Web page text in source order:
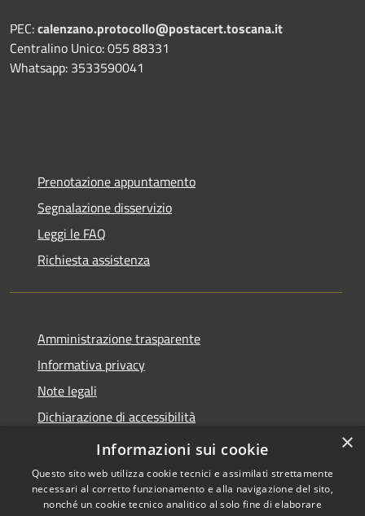
PEC:calenzano.protocollo@postacert.toscana.it
Centralino Unico: 055 88331
Whatsapp: 3533590041
Prenotazione appuntamento
Segnalazione disservizio
Leggi le FAQ
Richiesta assistenza
Amministrazione trasparente
Informativa privacy
Note legali
Dichiarazione di accessibilità
Statistiche Web
×
Informazioni sui cookie
Questo sito web utilizza cookie tecnici e assimilati strettamente
necessari al corretto funzionamento e alla navigazione del sito,
nonché un cookie tecnico analitico al solo fine di elaborare